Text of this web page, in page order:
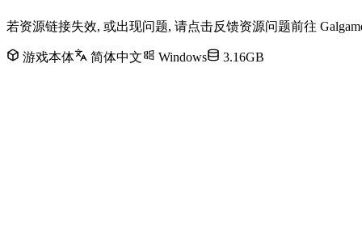
若资源链接失效, 或出现问题, 请点击反馈资源问题前往
游戏本体 简体中文 Windows 3.16GB